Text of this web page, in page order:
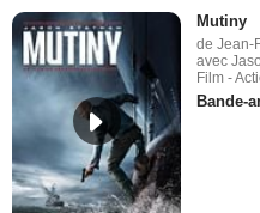
Mutiny
de Jean-
avec
Film -
Bande-